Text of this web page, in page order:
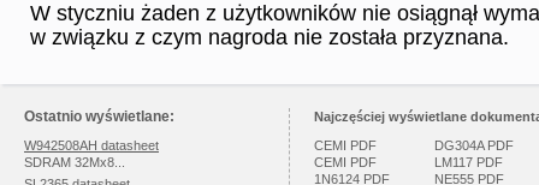
W styczniu żaden z użytkowników nie osiągnął
w związku z czym nagroda nie została przyznana.
Ostatnio wyświetlane:
W942508AH datasheet
SDRAM 32Mx8...
Najczęściej wyświetlane
CEMI PDF
CEMI PDF
1N6124 PDF
DG304A PDF
LM117 PDF
NE555 PDF